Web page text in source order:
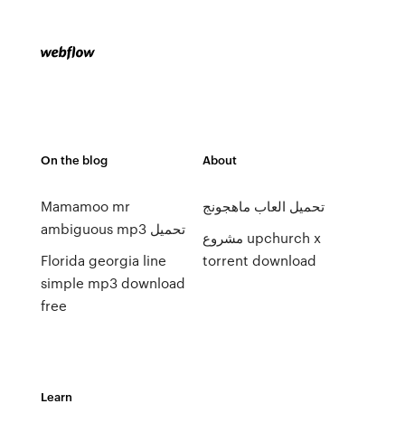
On the blog
Mamamoo mr
ambiguous mp3 تحميل
Florida georgia line
simple mp3 download
free
About
تحميل العاب ماهجونج
مشروع upchurch x
torrent download
Learn